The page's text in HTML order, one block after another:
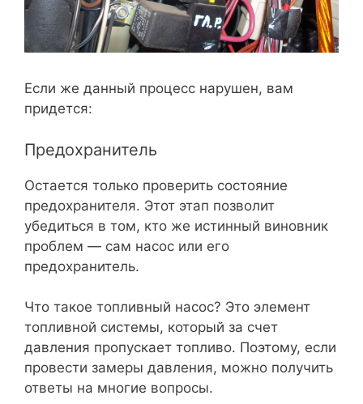
Если же данный процесс нарушен, вам
придется:
Предохранитель
Остается только проверить состояние
предохранителя. Этот этап позволит
убедиться в том, кто же истинный виновник
проблем — сам насос или его
предохранитель.
Что такое топливный насос? Это элемент
топливной системы, который за счет
давления пропускает топливо. Поэтому, если
провести замеры давления, можно получить
ответы на многие вопросы.